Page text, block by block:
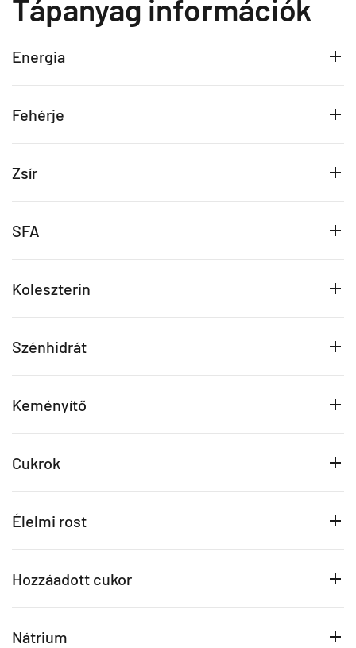
Tápanyag információk
Energia
Fehérje
Zsír
SFA
Koleszterin
Szénhidrát
Keményítő
Cukrok
Élelmi rost
Hozzáadott cukor
Nátrium